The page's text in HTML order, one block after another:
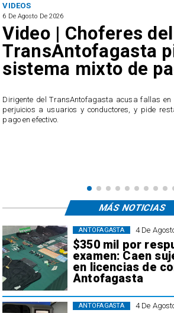
VIDEOS
6 De Agosto De 2026
Video | Choferes del
TransAntofagasta
sistema mixto de
​Dirigente del TransAntofagasta acusa fallas en
perjuicios a usuarios y conductores, y pide
pago en efectivo.
4 De
$350 mil por
examen: Caen
en licencias de
Antofagasta
ANTOFAGASTA
4 De
ANTOFAGASTA
MÁS NOTICIAS